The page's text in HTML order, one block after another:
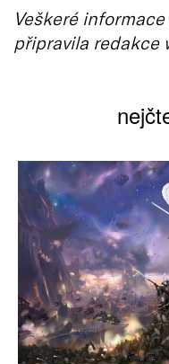
Veškeré
připravila redakce